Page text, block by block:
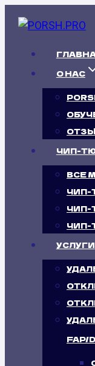
О НАС
ЧИП-
ВСЕ
ЧИП-
ЧИП-
ЧИП-
УСЛУГИ
FAP/